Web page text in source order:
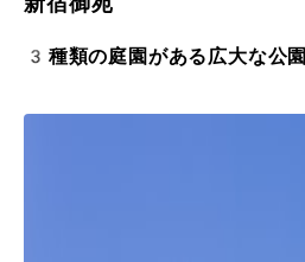
3種類の庭園がある広大な公園